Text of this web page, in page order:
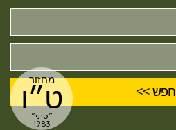
מחזור
ט״ו
"סיני"
1983